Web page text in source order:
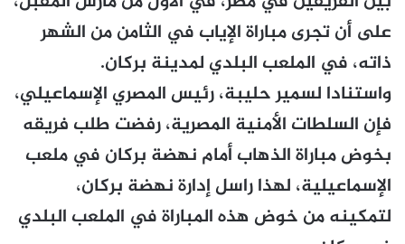
على أن تجرى مباراة الإياب في الثامن من الشهر
ذاته، في الملعب البلدي لمدينة بركان.
واستنادا لسمير حليبة، رئيس المصري الإسماعيلي،
فإن السلطات الأمنية المصرية، رفضت طلب فريقه
بخوض مباراة الذهاب أمام نهضة بركان في ملعب
الإسماعيلية، لهذا راسل إدارة نهضة بركان،
لتمكينه من خوض هذه المباراة في الملعب البلدي